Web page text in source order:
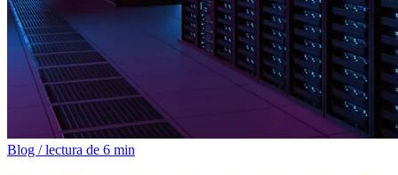
Blog /lectura de 6 min